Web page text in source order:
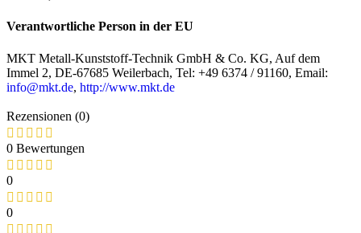
Verantwortliche Person in der EU
MKT Metall-Kunststoff-Technik GmbH & Co. KG, Auf dem
Immel 2, DE-67685 Weilerbach, Tel: +49 6374 / 91160, Email:
info@mkt.de, http://www.mkt.de
Rezensionen (0)
0 Bewertungen
0
0